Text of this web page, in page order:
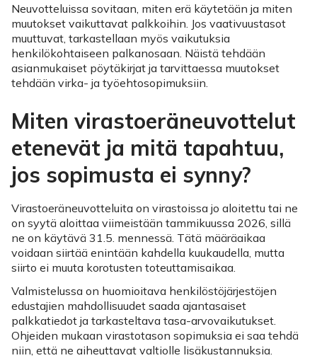
Neuvotteluissa sovitaan, miten erä käytetään ja miten
muutokset vaikuttavat palkkoihin. Jos vaativuustasot
muuttuvat, tarkastellaan myös vaikutuksia
henkilökohtaiseen palkanosaan. Näistä tehdään
asianmukaiset pöytäkirjat ja tarvittaessa muutokset
tehdään virka- ja työehtosopimuksiin.
Miten virastoeräneuvottelut
etenevät ja mitä tapahtuu,
jos sopimusta ei synny?
Virastoeräneuvotteluita on virastoissa jo aloitettu tai ne
on syytä aloittaa viimeistään tammikuussa 2026, sillä
ne on käytävä 31.5. mennessä. Tätä määräaikaa
voidaan siirtää enintään kahdella kuukaudella, mutta
siirto ei muuta korotusten toteuttamisaikaa.
Valmistelussa on huomioitava henkilöstöjärjestöjen
edustajien mahdollisuudet saada ajantasaiset
palkkatiedot ja tarkasteltava tasa-arvovaikutukset.
Ohjeiden mukaan virastotason sopimuksia ei saa tehdä
niin, että ne aiheuttavat valtiolle lisäkustannuksia.